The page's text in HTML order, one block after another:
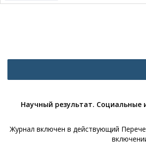
Научный результат. Социальные
Журнал включен в действующий